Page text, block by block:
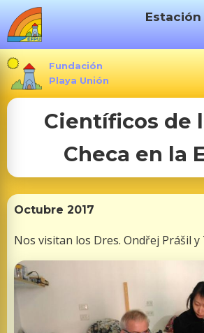
t
Fundación
Playa Unión
Científicos de
Checa en la
Octubre 2017
Nos visitan los Dres. Ondřej Prášil